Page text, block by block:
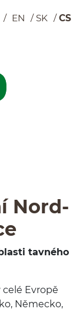
EN SK CS
Nord­
tavného
Evropě
Německo,